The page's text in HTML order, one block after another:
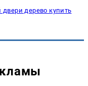
дерево купить